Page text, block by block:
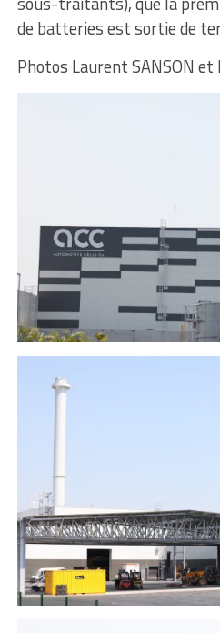
de batteries est sortie de
Photos Laurent SANSON et